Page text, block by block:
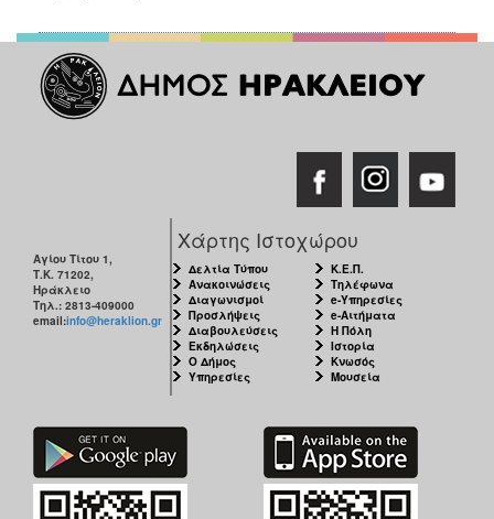
Αγίου Τίτου 1,
Τ.Κ. 71202,
Ηράκλειο
Τηλ.: 2813-409000
email:info@heraklion.gr
Χάρτης Ιστοχώρου
Δελτία Τύπου
Ανακοινώσεις
Διαγωνισμοί
Προσλήψεις
Διαβουλεύσεις
Εκδηλώσεις
Ο Δήμος
Υπηρεσίες
Κ.Ε.Π.
Τηλέφωνα
e-Υπηρεσίες
e-Αιτήματα
Η Πόλη
Ιστορία
Κνωσός
Μουσεία